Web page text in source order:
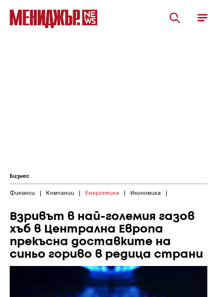
Бизнес
Финанси | Компании | Енергетика | Икономика |
Взривът в най-големия газов
хъб в Централна Европа
прекъсна доставките на
синьо гориво в редица страни